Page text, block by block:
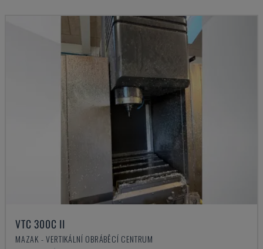
VTC 300C II
MAZAK - VERTIKÁLNÍ OBRÁBĚCÍ CENTRUM